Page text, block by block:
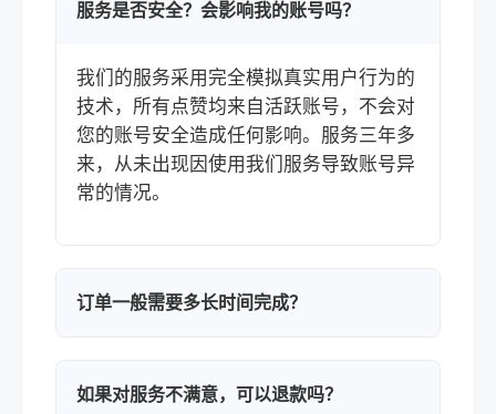
服务是否安全？会影响我的账号吗？
我们的服务采用完全模拟真实用户行为的
技术，所有点赞均来自活跃账号，不会对
您的账号安全造成任何影响。服务三年多
来，从未出现因使用我们服务导致账号异
常的情况。
订单一般需要多长时间完成？
如果对服务不满意，可以退款吗？